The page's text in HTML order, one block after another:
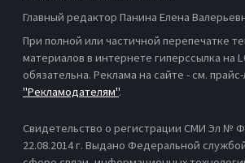
Главный редактор Панина Елена
При полной или частичной перепечатке
материалов в интернете гиперссылка на
обязательна. Реклама на сайте - см.
"Рекламодателям".
Свидетельство о регистрации СМИ Эл №
22.08.2014 г. Выдано Федеральной